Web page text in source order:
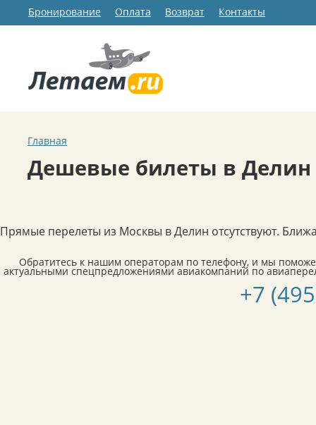
Бронирование Оплата Возврат Контакты
Главная
Дешевые билеты в Делин
Прямые перелеты из Москвы в Делин отсутствуют.
Обратитесь к нашим операторам по телефону, и мы
актуальными спецпредложениями авиакомпаний по
+7